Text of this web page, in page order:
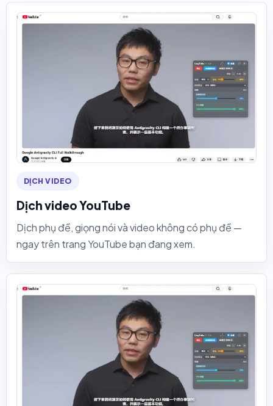
DỊCH VIDEO
Dịch video YouTube
Dịch phụ đề, giọng nói và video không có phụ đề —
ngay trên trang YouTube bạn đang xem.